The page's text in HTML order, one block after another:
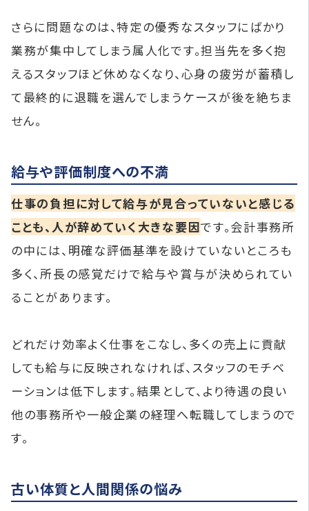
さらに問題なのは、特定の優秀なスタッフにばかり
業務が集中してしまう属人化です。担当先を多く抱
えるスタッフほど休めなくなり、心身の疲労が蓄積し
て最終的に退職を選んでしまうケースが後を絶ちま
せん。
給与や評価制度への不満
仕事の負担に対して給与が見合っていないと感じる
ことも、人が辞めていく大きな要因です。会計事務所
の中には、明確な評価基準を設けていないところも
多く、所長の感覚だけで給与や賞与が決められてい
ることがあります。
どれだけ効率よく仕事をこなし、多くの売上に貢献
しても給与に反映されなければ、スタッフのモチベ
ーションは低下します。結果として、より待遇の良い
他の事務所や一般企業の経理へ転職してしまうので
す。
古い体質と人間関係の悩み